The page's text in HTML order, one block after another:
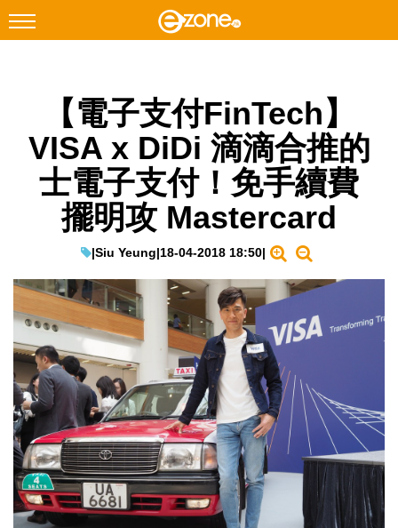
Facebook Instagram
科技焦點
網絡生活
遊戲動漫
EduTech
IT Times
生成式AI與雲端應用
Enterprise Digital Transformation
特集
【電子支付FinTech】
VISA x DiDi 滴滴合推的
士電子支付！免手續費
擺明攻 Mastercard
|Siu Yeung|18-04-2018 18:50|